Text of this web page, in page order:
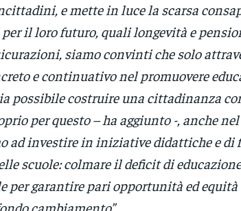
e mette in luce la scarsa
il loro futuro, quali longevità e
siamo convinti che solo
e continuativo nel promuovere
possibile costruire una cittadinanza
per questo – ha aggiunto -, anche
ad investire in iniziative didattiche e di
scuole: colmare il deficit di
per garantire pari opportunità ed
cambiamento”.